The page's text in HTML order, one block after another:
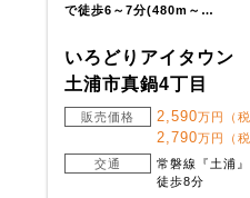
で徒歩6～7分(480m～…
いろどりアイタウン
土浦市真鍋4丁目
販売価格 2,590万円（
2,790万円（
交通
常磐線『土浦
徒歩8分